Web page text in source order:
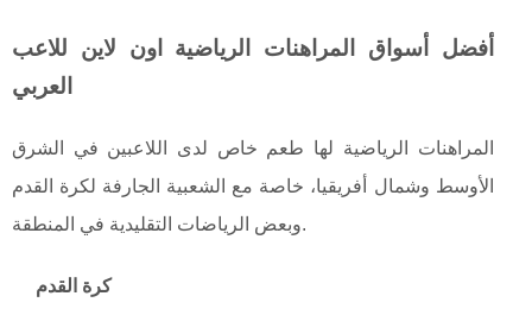
أفضل أسواق المراهنات الرياضية اون لاين للاعب
العربي
المراهنات الرياضية لها طعم خاص لدى اللاعبين في الشرق
الأوسط وشمال أفريقيا، خاصة مع الشعبية الجارفة لكرة القدم
وبعض الرياضات التقليدية في المنطقة.
كرة القدم